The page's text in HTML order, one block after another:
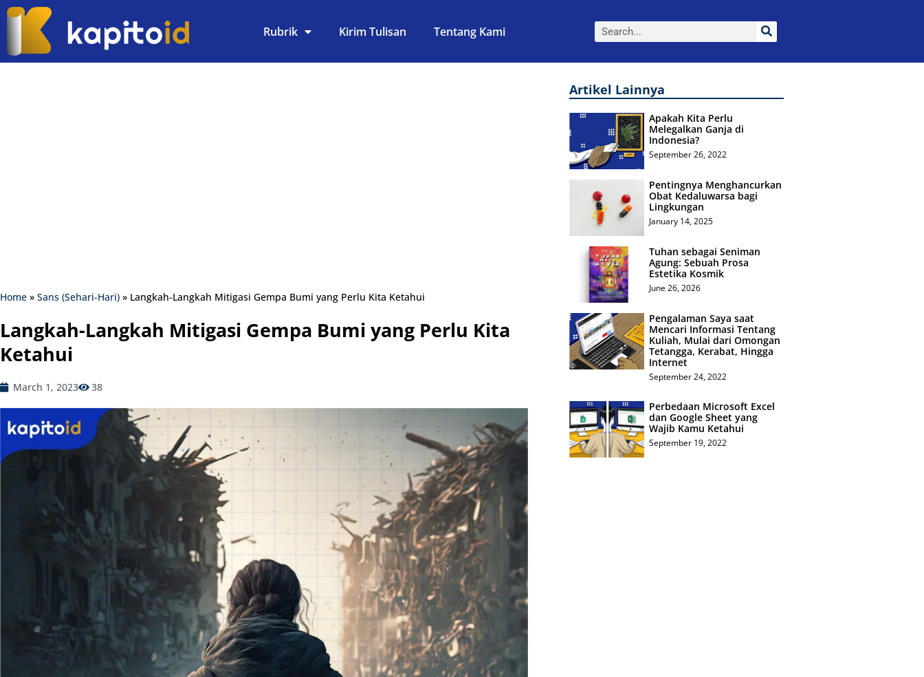
Rubrik Kirim Tulisan Tentang Kami
Home » Sans (Sehari-Hari) » Langkah-Langkah Mitigasi Gempa Bumi yang Perlu Kita Ketahui
Langkah-Langkah Mitigasi Gempa Bumi yang Perlu Kita
Ketahui
March 1, 2023 38
Artikel Lainnya
Apakah Kita Perlu
Melegalkan Ganja di
Indonesia?
September 26, 2022
Pentingnya Menghancurkan
Obat Kedaluwarsa bagi
Lingkungan
January 14, 2025
Tuhan sebagai Seniman
Agung: Sebuah Prosa
Estetika Kosmik
June 26, 2026
Pengalaman Saya saat
Mencari Informasi Tentang
Kuliah, Mulai dari Omongan
Tetangga, Kerabat, Hingga
Internet
September 24, 2022
Perbedaan Microsoft Excel
dan Google Sheet yang
Wajib Kamu Ketahui
September 19, 2022